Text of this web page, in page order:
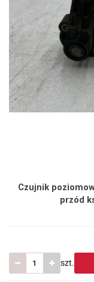
Czujnik
przód
szt.